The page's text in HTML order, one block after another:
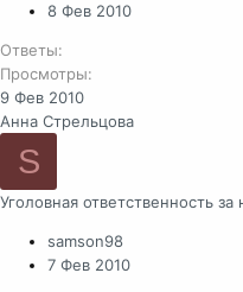
8 Фев 2010
Ответы
Просмотры
9 Фев 2010
Анна Стрельцова
S
Уголовная ответственность
samson98
7 Фев 2010